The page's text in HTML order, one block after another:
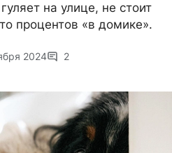
на улице, не стоит
процентов «в домике».
2024 2